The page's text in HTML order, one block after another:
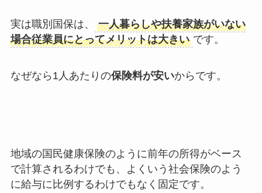
実は職別国保は、
一人暮らしや扶養家族がいない
場合従業員にとってメリットは大きい です。
なぜなら1人あたりの保険料が安いからです。
地域の国民健康保険のように前年の所得がベース
で計算されるわけでも、よくいう社会保険のよう
に給与に比例するわけでもなく固定です。